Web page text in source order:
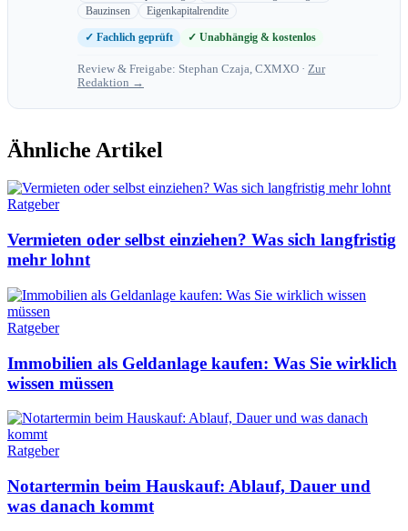
Bauzinsen
Eigenkapitalrendite
✓ Fachlich geprüft ✓ Unabhängig & kostenlos
Review & Freigabe: Stephan Czaja, CXMXO · Zur
Redaktion →
Ähnliche Artikel
Ratgeber
Vermieten oder selbst einziehen? Was sich langfristig
mehr lohnt
Ratgeber
Immobilien als Geldanlage kaufen: Was Sie wirklich
wissen müssen
Ratgeber
Notartermin beim Hauskauf: Ablauf, Dauer und
was danach kommt